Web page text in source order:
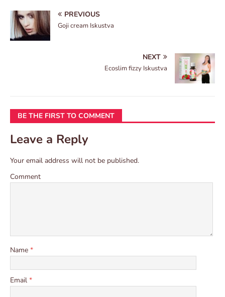
PREVIOUS
Goji cream Iskustva
NEXT
Ecoslim fizzy Iskustva
BE THE FIRST TO COMMENT
Leave a Reply
Your email address will not be published.
Comment
Name *
Email *